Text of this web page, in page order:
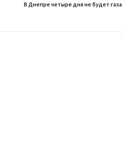
В Днепре четыре дня не будет газа